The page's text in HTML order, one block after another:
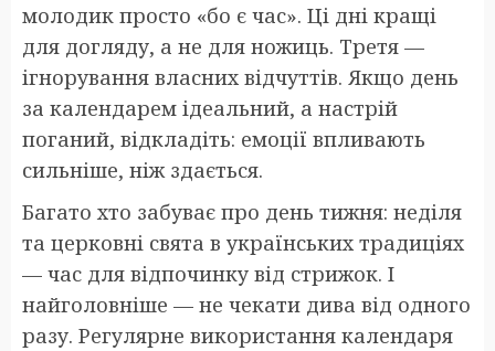
молодик просто «бо є час». Ці дні кращі
для догляду, а не для ножиць. Третя —
ігнорування власних відчуттів. Якщо день
за календарем ідеальний, а настрій
поганий, відкладіть: емоції впливають
сильніше, ніж здається.
Багато хто забуває про день тижня: неділя
та церковні свята в українських традиціях
— час для відпочинку від стрижок. І
найголовніше — не чекати дива від одного
разу. Регулярне використання календаря